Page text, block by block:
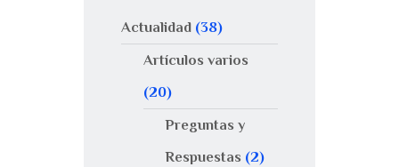
Actualidad (38)
Artículos varios
(20)
Preguntas y
Respuestas (2)